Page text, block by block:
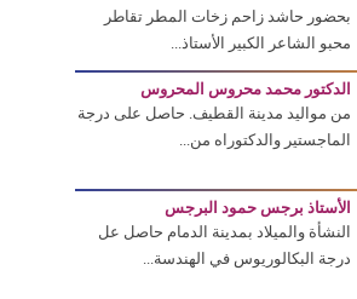
بحضور حاشد زاحم زخات المطر تقاطر
محبو الشاعر الكبير الأستاذ...
الدكتور محمد محروس المحروس
من مواليد مدينة القطيف. حاصل على درجة
الماجستير والدكتوراه من...
الأستاذ برجس حمود البرجس
النشأة والميلاد بمدينة الدمام حاصل عل
درجة البكالوريوس في الهندسة...